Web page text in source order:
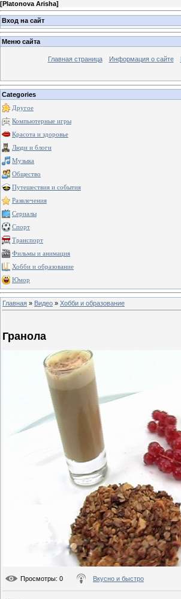
[Platonova Arisha]
Вход на сайт
Меню сайта
Главная страница Информация о сайте
Categories
Другое
Компьютерные игры
Красота и здоровье
Люди и блоги
Музыка
Общество
Путешествия и события
Развлечения
Сериалы
Спорт
Транспорт
Фильмы и анимация
Хобби и образование
Юмор
Главная » Видео » Хобби и образование
Гранола
Просмотры: 0 Вкусно и быстро